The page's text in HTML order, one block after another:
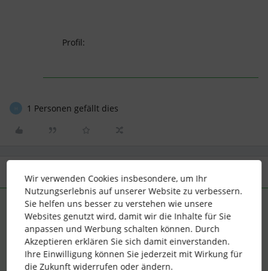
Profil:
1 Personen gefällt dies
saja ANTWORT Forum|Forum|3 years ago
Hallo liebe@Clea Warnecke ,
das kann passieren. Wo sehen die Kollegen/innen denn die
Geburtstage der Anderen? Auf der Startseite oder wenn sie
Wir verwenden Cookies insbesondere, um Ihr
Nutzungserlebnis auf unserer Website zu verbessern.
Sie helfen uns besser zu verstehen wie unsere
Websites genutzt wird, damit wir die Inhalte für Sie
anpassen und Werbung schalten können. Durch
Akzeptieren erklären Sie sich damit einverstanden.
Ihre Einwilligung können Sie jederzeit mit Wirkung für
die Zukunft widerrufen oder ändern.